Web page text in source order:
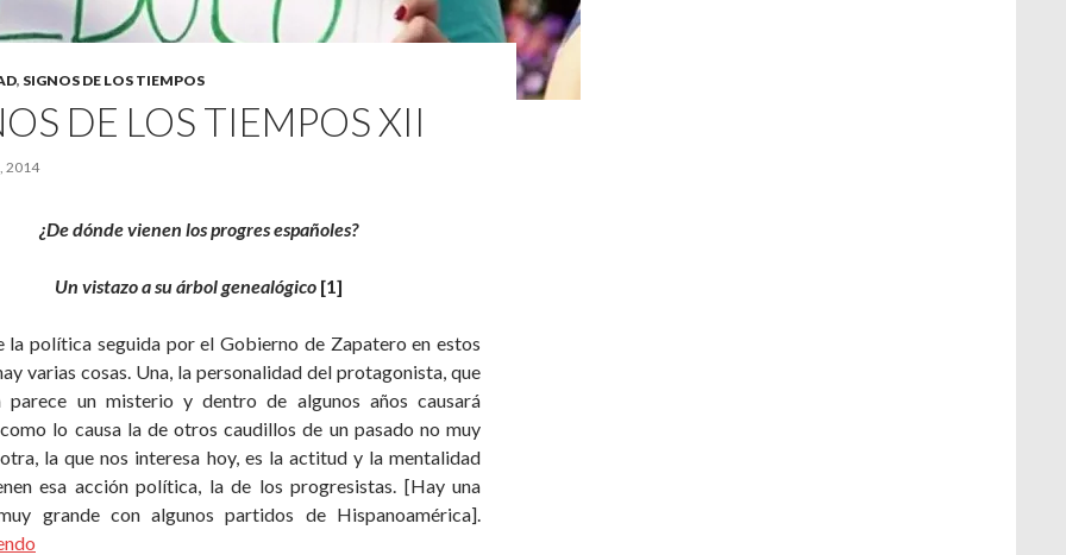
, SIGNOS DE LOS TIEMPOS
DE LOS TIEMPOS XII
2014
¿De dónde vienen los progres españoles?
Un vistazo a su árbol genealógico [1]
la política seguida por el Gobierno de Zapatero en estos
varias cosas. Una, la personalidad del protagonista, que
parece un misterio y dentro de algunos años causará
lo causa la de otros caudillos de un pasado no muy
la que nos interesa hoy, es la actitud y la mentalidad
esa acción política, la de los progresistas. [Hay una
grande con algunos partidos de Hispanoamérica].